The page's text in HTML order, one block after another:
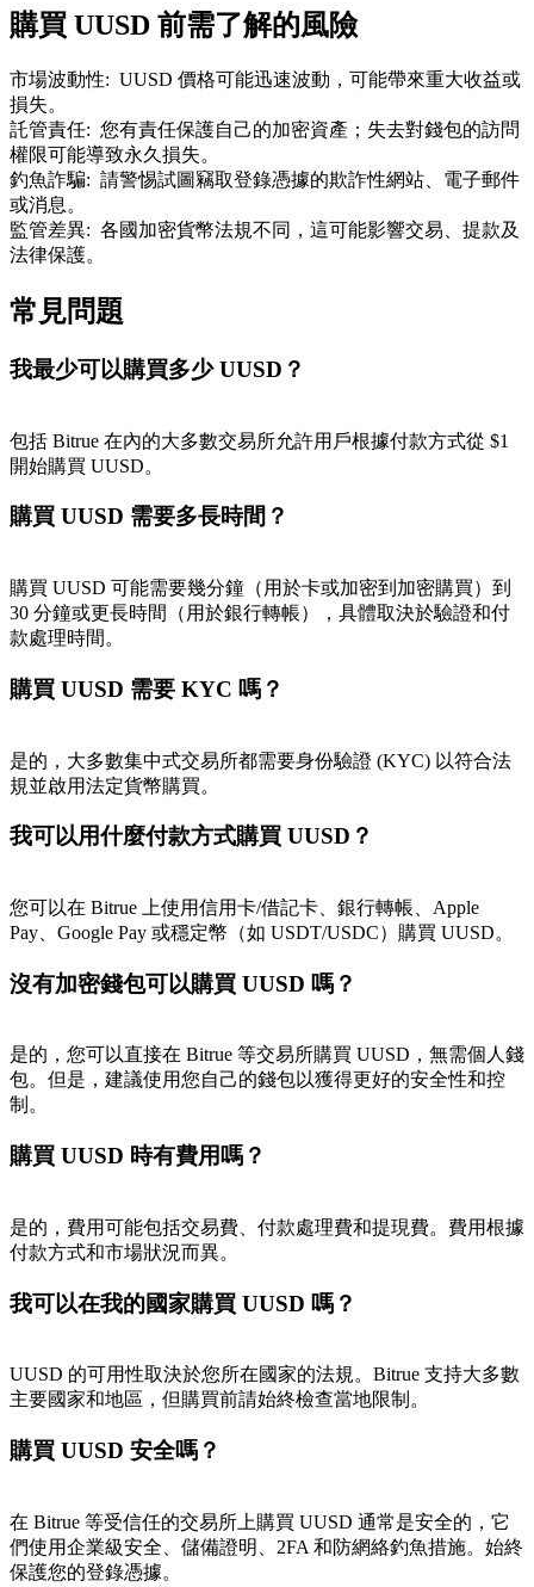
了解如何賺取穩定收入
合夥人計劃
Bitrue渠道合伙人
邀请好友
邀請朋友獲得現金獎勵
BTC 專享獎勵
BTC 專享獎勵
充值CASHCAT & 赢取
BitMart 用戶遷移專享
購買 UUSD 前需了解的風險
市場波動性: UUSD 價格可能迅速波動，可能帶來重大收益或
損失。
託管責任: 您有責任保護自己的加密資產；失去對錢包的訪問
權限可能導致永久損失。
釣魚詐騙: 請警惕試圖竊取登錄憑據的欺詐性網站、電子郵件
或消息。
監管差異: 各國加密貨幣法規不同，這可能影響交易、提款及
法律保護。
常見問題
我最少可以購買多少 UUSD？
包括 Bitrue 在內的大多數交易所允許用戶根據付款方式從 $1
開始購買 UUSD。
購買 UUSD 需要多長時間？
購買 UUSD 可能需要幾分鐘（用於卡或加密到加密購買）到
30 分鐘或更長時間（用於銀行轉帳），具體取決於驗證和付
款處理時間。
購買 UUSD 需要 KYC 嗎？
是的，大多數集中式交易所都需要身份驗證 (KYC) 以符合法
規並啟用法定貨幣購買。
我可以用什麼付款方式購買 UUSD？
您可以在 Bitrue 上使用信用卡/借記卡、銀行轉帳、Apple
Pay、Google Pay 或穩定幣（如 USDT/USDC）購買 UUSD。
沒有加密錢包可以購買 UUSD 嗎？
是的，您可以直接在 Bitrue 等交易所購買 UUSD，無需個人錢
包。但是，建議使用您自己的錢包以獲得更好的安全性和控
制。
購買 UUSD 時有費用嗎？
是的，費用可能包括交易費、付款處理費和提現費。費用根據
付款方式和市場狀況而異。
我可以在我的國家購買 UUSD 嗎？
UUSD 的可用性取決於您所在國家的法規。Bitrue 支持大多數
主要國家和地區，但購買前請始終檢查當地限制。
購買 UUSD 安全嗎？
在 Bitrue 等受信任的交易所上購買 UUSD 通常是安全的，它
們使用企業級安全、儲備證明、2FA 和防網絡釣魚措施。始終
保護您的登錄憑據。